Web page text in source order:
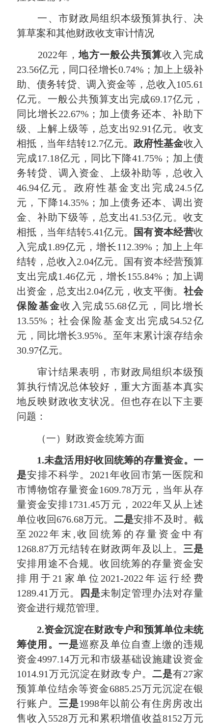
一、市财政局组织本级预算执行、决
算草案和其他财政收支审计情况
2022年，地方一般公共预算收入完成
23.56亿元，同口径增长0.74%；加上上级补
助、债务转贷、调入资金等，总收入105.61
亿元。一般公共预算支出完成69.17亿元，
同比增长22.67%；加上债务还本、补助下
级、上解上级等，总支出92.91亿元。收支
相抵，当年结转12.7亿元。政府性基金收入
完成17.18亿元，同比下降41.75%；加上债
务转贷、调入资金、上级补助等，总收入
46.94亿元。政府性基金支出完成24.5亿
元，下降14.35%；加上债务还本、调出资
金、补助下级等，总支出41.53亿元。收支
相抵，当年结转5.41亿元。
国有资本经营收
入完成1.89亿元，增长112.39%；加上上年
结转，总收入2.04亿元。国有资本经营预算
支出完成1.46亿元，增长155.84%；加上调
出资金，总支出2.04亿元，收支平衡。 社会
保险基金收入完成55.68亿元，同比增长
13.55%；社会保险基金支出完成54.52亿
元，同比增长3.95%。至年末累计滚存结余
30.97亿元。
审计结果表明，市财政局组织本级预
算执行情况总体较好，重大方面基本真实
地反映财政收支状况。但也存在以下主要
问题：
（一）财政资金统筹方面
1.未盘活用好收回统筹的存量资金。一
是安排不科学。2021年收回市第一医院和
市博物馆存量资金1609.78万元，当年从存
量资金安排1731.45万元，2022年又从上述
单位收回676.68万元。 二是安排不及时。截
至2022年末,收回统筹的存量资金中有
1268.87万元结转在财政两年及以上。 三是
安排用途不合规。收回统筹的存量资金安
排用于21家单位2021-2022年运行经费
1289.41万元。
四是未制定管理办法对存量
资金进行规范管理。
2.资金沉淀在财政专户和预算单位未统
筹使用。一是巡察及单位自查上缴的违规
资金4997.14万元和市级基础设施建设资金
1014.91万元沉淀在财政专户。 二是有27家
预算单位结余等资金6885.25万元沉淀在银
行账户。 三是1998年以前公有住房房改出
售收入5528万元和累积增值收益8152万元